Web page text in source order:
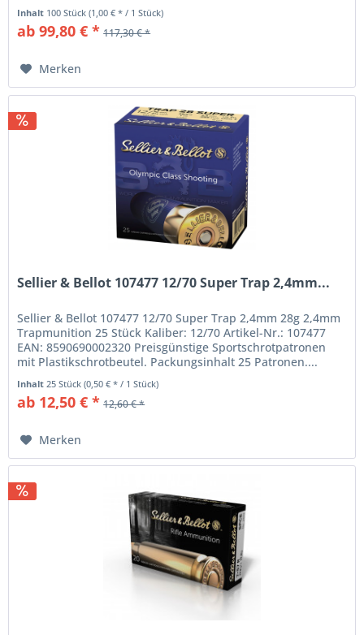
Inhalt 100 Stück(1,00 € * / 1 Stück)
ab 99,80 € * 117,30 € *
Merken
Sellier & Bellot 107477 12/70 Super Trap 2,4mm...
Sellier & Bellot 107477 12/70 Super Trap 2,4mm 28g 2,4mm
Trapmunition 25 Stück Kaliber: 12/70 Artikel-Nr.: 107477
EAN: 8590690002320 Preisgünstige Sportschrotpatronen
mit Plastikschrotbeutel. Packungsinhalt 25 Patronen....
Inhalt 25 Stück(0,50 € * / 1 Stück)
ab 12,50 € * 12,60 € *
Merken